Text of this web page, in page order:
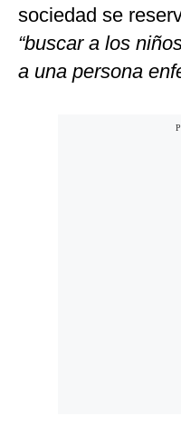
sociedad se
“buscar a los
a una persona